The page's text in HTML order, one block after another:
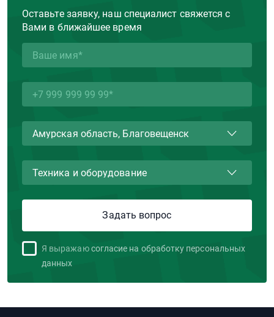
Оставьте заявку, наш специалист свяжется с
Вами в ближайшее время
Я выражаю согласие на обработку персональных
данных